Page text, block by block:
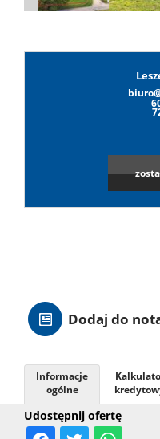
Dodaj do
Udostępnij ofertę
Informacje
ogólne